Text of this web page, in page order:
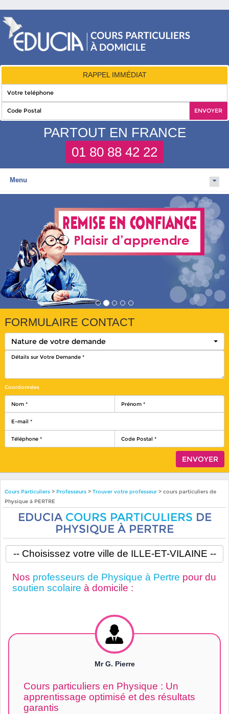
RAPPEL IMMÉDIAT
PARTOUT EN FRANCE
01 80 88 42 22
Menu
FORMULAIRE CONTACT
Nature de votre demande
Coordonnées
Cours Particuliers> Professeurs > Trouver votre professeur> cours particuliers de
Physique à PERTRE
EDUCIA COURS PARTICULIERS DE
PHYSIQUE À PERTRE
Nos professeurs de Physique à Pertre pour du
soutien scolaire à domicile :
Mr G. Pierre
Cours particuliers en Physique : Un
apprentissage optimisé et des résultats
garantis